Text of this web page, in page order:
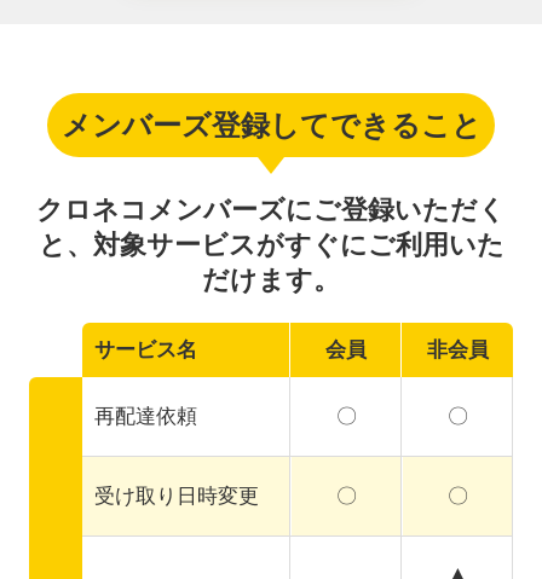
メンバーズ登録してできること
クロネコメンバーズにご登録いただく
と、 対象サービスがすぐにご利用いた
だけます。
サービス名 会員 非会員
再配達依頼 〇 〇
受け取り日時変更 〇 〇
▲